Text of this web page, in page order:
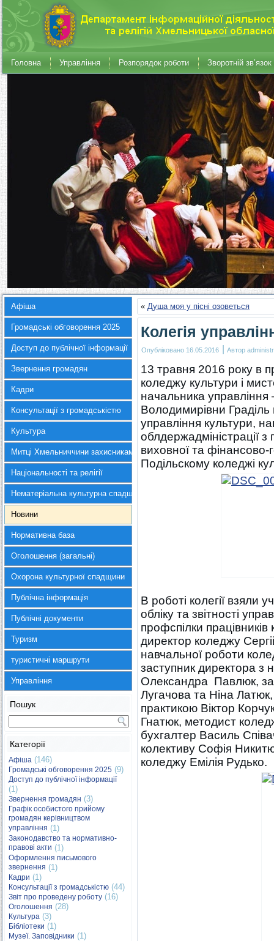
Головна Управління Розпорядок роботи Зворотній зв’язок
Афіша
Громадські обговорення 2025
Доступ до публічної інформації
Звернення громадян
Кадри
Консультації з громадськістю
Культура
Митці Хмельниччини захисникам України
Національності та релігії
Нематеріальна культурна спадщина
Новини
Нормативна база
Оголошення (загальні)
Охорона культурної спадщини
Публічна інформація
Публічні документи
Туризм
туристичні маршрути
Управління
Пошук
Категорії
Афіша (146)
Громадські обговорення 2025 (9)
Доступ до публічної інформації
(1)
Звернення громадян (3)
Графік особистого прийому
громадян керівництвом
управління (1)
Законодавство та нормативно-
правові акти (1)
Оформлення письмового
звернення (1)
Кадри (1)
Консультації з громадськістю (44)
Звіт про проведену роботу (16)
Оголошення (28)
Культура (3)
Бібліотеки (1)
Музеї. Заповідники (1)
« Душа моя у пісні озоветься
Колегія
Опубліковано 16.05.2016 | Автор
13 травня 2016 року в
коледжу культури і
начальника
Володимирівни Граділь
управління культури,
облдержадміністрації
виховної та фінансово-
Подільскому коледжі
В роботі колегії взяли
обліку та звітності
профспілки
директор коледжу
навчальної роботи
заступник директора з
Олександра Павлюк,
Лугачова та Ніна
практикою Віктор
Гнатюк, методист
бухгалтер Василь
колективу Софія
коледжу Емілія Рудько.